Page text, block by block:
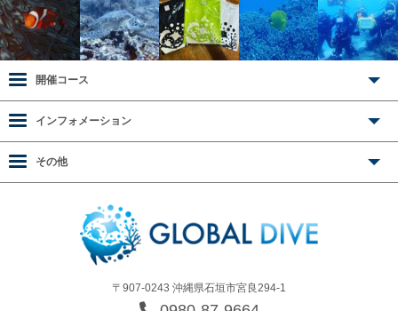
〒907-0243 沖縄県石垣市宮良294-1
開催コース
インフォメーション
その他